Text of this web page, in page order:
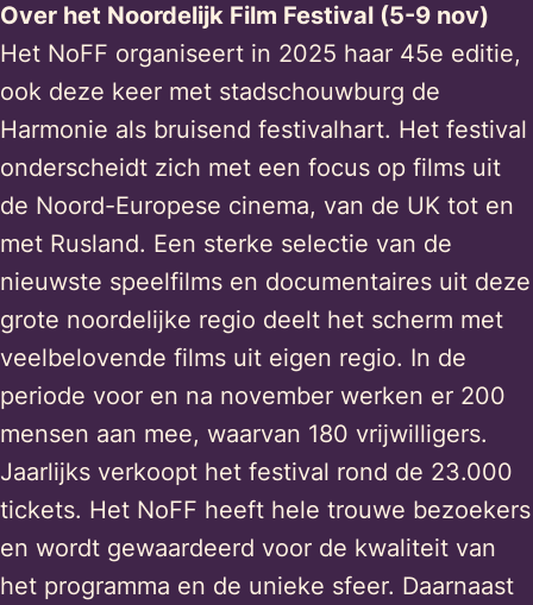
Over het Noordelijk Film Festival (5-9 nov)
Het NoFF organiseert in 2025 haar 45e editie,
ook deze keer met stadschouwburg de
Harmonie als bruisend festivalhart. Het festival
onderscheidt zich met een focus op films uit
de Noord-Europese cinema, van de UK tot en
met Rusland. Een sterke selectie van de
nieuwste speelfilms en documentaires uit deze
grote noordelijke regio deelt het scherm met
veelbelovende films uit eigen regio. In de
periode voor en na november werken er 200
mensen aan mee, waarvan 180 vrijwilligers.
Jaarlijks verkoopt het festival rond de 23.000
tickets. Het NoFF heeft hele trouwe bezoekers
en wordt gewaardeerd voor de kwaliteit van
het programma en de unieke sfeer. Daarnaast